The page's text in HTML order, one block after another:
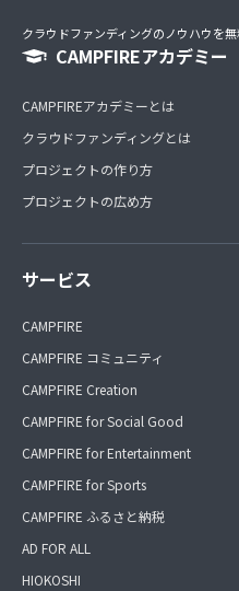
クラウドファンディングのノウハウを
CAMPFIREアカデミー
CAMPFIREアカデミーとは
クラウドファンディングとは
プロジェクトの作り方
プロジェクトの広め方
サービス
CAMPFIRE
CAMPFIRE コミュニティ
CAMPFIRE Creation
CAMPFIRE for Social Good
CAMPFIRE for Entertainment
CAMPFIRE for Sports
CAMPFIRE ふるさと納税
AD FOR ALL
HIOKOSHI